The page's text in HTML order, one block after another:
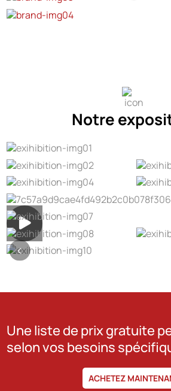
Notre
Une liste de prix gratuite
selon vos besoins
ACHETEZ